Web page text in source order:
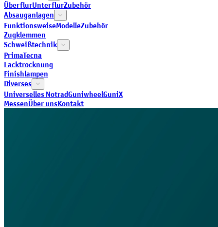
ÜberflurUnterflurZubehör
Absauganlagen
FunktionsweiseModelleZubehör
Zugklemmen
Schweißtechnik
PrimaTecna
Lacktrocknung
Finishlampen
Diverses
Universelles NotradGuniwheelGuniX
MessenÜber unsKontakt